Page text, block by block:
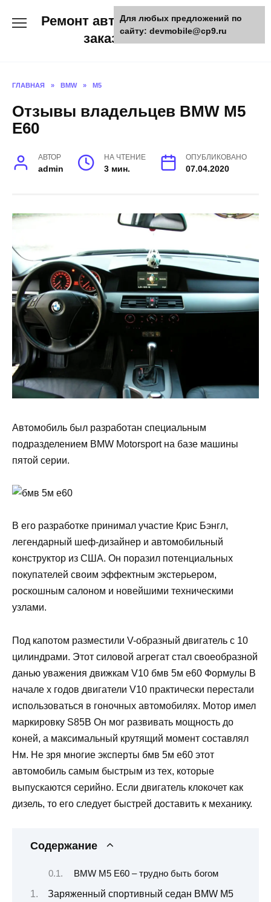
Ремонт авто и мото техники,
заказ запчастей
ГЛАВНАЯ » BMW » M5
Отзывы владельцев BMW M5
E60
АВТОР
admin
НА ЧТЕНИЕ
3 мин.
ОПУБЛИКОВАНО
07.04.2020
Автомобиль был разработан специальным
подразделением BMW Motorsport на базе машины
пятой серии.
В его разработке принимал участие Крис Бэнгл,
легендарный шеф-дизайнер и автомобильный
конструктор из США. Он поразил потенциальных
покупателей своим эффектным экстерьером,
роскошным салоном и новейшими техническими
узлами.
Под капотом разместили V-образный двигатель с 10
цилиндрами. Этот силовой агрегат стал своеобразной
данью уважения движкам V10 бмв 5м е60 Формулы В
начале х годов двигатели V10 практически перестали
использоваться в гоночных автомобилях. Мотор имел
маркировку S85B Он мог развивать мощность до
коней, а максимальный крутящий момент составлял
Нм. Не зря многие эксперты бмв 5м е60 этот
автомобиль самым быстрым из тех, которые
выпускаются серийно. Если двигатель клокочет как
дизель, то его следует быстрей доставить к механику.
Содержание
BMW M5 E60 – трудно быть богом
Заряженный спортивный седан BMW M5
Для любых предложений по
сайту: devmobile@cp9.ru